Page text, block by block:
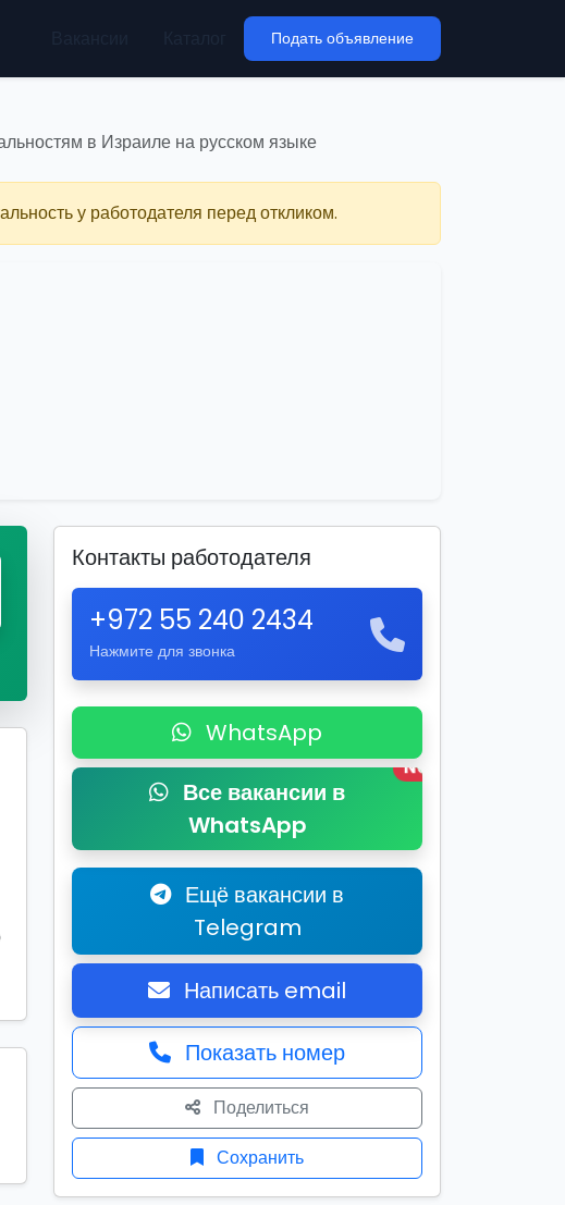
Подать объявление
в Израиле на русском языке
у работодателя перед откликом.
Контакты работодателя
+972 55 240 2434
Нажмите для звонка
WhatsApp
Все вакансии в
WhatsApp
New
Ещё вакансии в
Telegram
Написать email
Показать номер
Поделиться
Сохранить